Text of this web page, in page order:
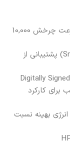
سرعت چرخش 10,000
پشتیبانی از
برای کارکرد
بهینه نسبت